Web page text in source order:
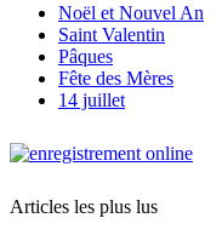
Noël et Nouvel An
Saint Valentin
Pâques
Fête des Mères
14 juillet
Articles les plus lus